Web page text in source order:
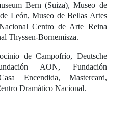
Bern (Suiza), Museo de
León, Museo de Bellas Artes
Centro de Arte Reina
Thyssen-Bornemisza.
de Campofrío, Deutsche
AON, Fundación
Encendida, Mastercard,
Dramático Nacional.